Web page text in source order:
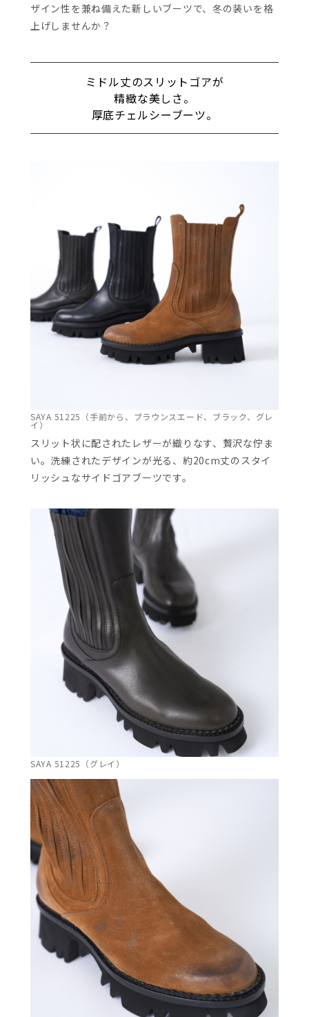
ザイン性を兼ね備えた新しいブーツで、冬の装いを格
上げしませんか？
ミドル丈のスリットゴアが
精緻な美しさ。
厚底チェルシーブーツ。
SAYA 51225（手前から、ブラウンスエード、ブラック、グレ
イ）
スリット状に配されたレザーが織りなす、贅沢な佇ま
い。洗練されたデザインが光る、約20cm丈のスタイ
リッシュなサイドゴアブーツです。
SAYA 51225（グレイ）